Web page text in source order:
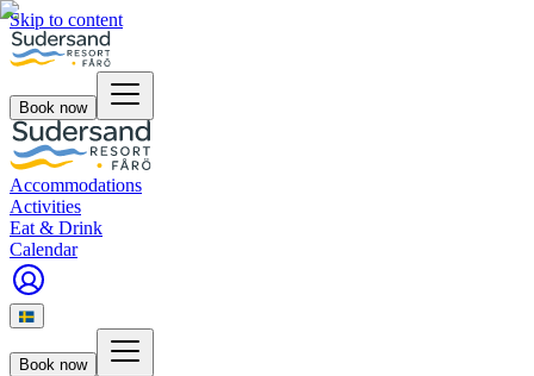
Skip to content
Book now
Accommodations
Activities
Eat & Drink
Calendar
Book now